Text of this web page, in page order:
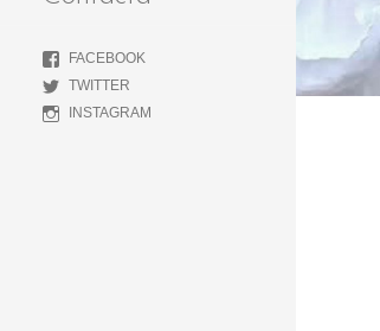
FACEBOOK
TWITTER
INSTAGRAM